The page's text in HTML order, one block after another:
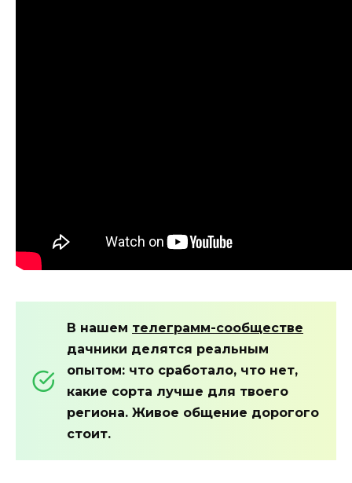
В нашем телеграмм-сообществе
дачники делятся реальным
опытом: что сработало, что нет,
какие сорта лучше для твоего
региона. Живое общение дорогого
стоит.